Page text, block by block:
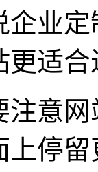
企业
更适
意网
上停